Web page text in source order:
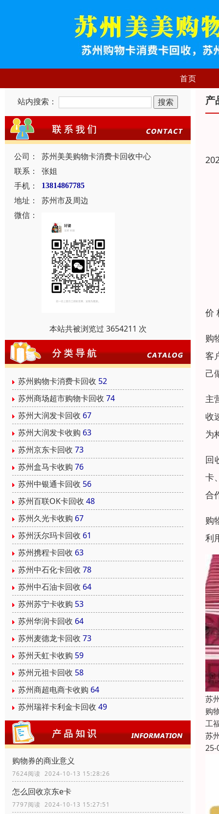
首页
站内搜索：
公司：
苏州美美购物卡消费卡回收中心
联系：
张姐
手机：
13814867785
地址：
苏州市及周边
微信：
本站共被浏览过 3654211 次
苏州购物卡消费卡回收 52
苏州商场超市购物卡回收 74
苏州大润发卡回收 67
苏州大润发卡收购 63
苏州京东卡回收 73
苏州盒马卡收购 76
苏州中银通卡回收 56
苏州百联OK卡回收 48
苏州久光卡收购 67
苏州沃尔玛卡回收 61
苏州携程卡回收 63
苏州中石化卡回收 78
苏州中石油卡回收 64
苏州苏宁卡收购 53
苏州华润卡回收 64
苏州麦德龙卡回收 73
苏州天虹卡收购 59
苏州元祖卡回收 58
苏州商超电商卡收购 64
苏州瑞祥卡利金卡回收 49
购物券的商业意义
7624阅读 2024-10-13 15:28:26
怎么回收京东e卡
7797阅读 2024-10-13 15:27:51
产
价
购
客
己
主
收
为
回
卡
合
购
利
苏
购
工
苏
25-